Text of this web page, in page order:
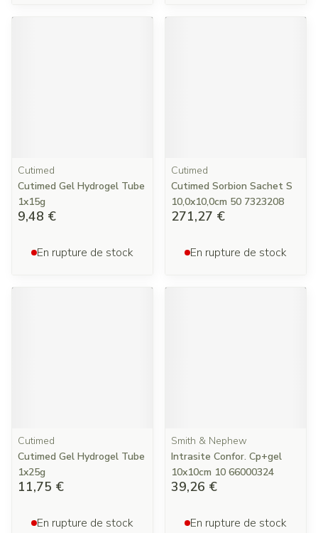
Cutimed
Cutimed Gel Hydrogel Tube
1x15g
9,48 €
En rupture de stock
Cutimed
Cutimed Sorbion Sachet S
10,0x10,0cm 50 7323208
271,27 €
En rupture de stock
Cutimed
Cutimed Gel Hydrogel Tube
1x25g
11,75 €
En rupture de stock
Smith & Nephew
Intrasite Confor. Cp+gel
10x10cm 10 66000324
39,26 €
En rupture de stock